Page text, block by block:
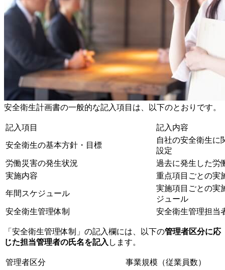
安全衛生計画書の一般的な記入項目は、以下のとおりです。
記入項目 記入内容
安全衛生の基本方針・目標
自社の安全衛生に
設定
労働災害の発生状況
過去に発生した労
実施内容
重点項目ごとの実
年間スケジュール
実施項目ごとの実
ジュール
安全衛生管理体制
安全衛生管理担当
「安全衛生管理体制」の記入欄には、以下の管理者区分に応
じた担当管理者の氏名を記入 します。
管理者区分 事業規模（従業員数）